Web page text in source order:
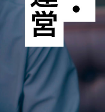
いい話